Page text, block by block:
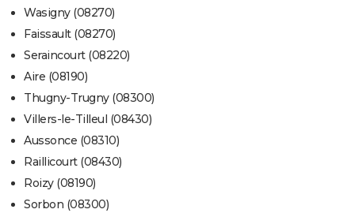
Wasigny (08270)
Faissault (08270)
Seraincourt (08220)
Aire (08190)
Thugny-Trugny (08300)
Villers-le-Tilleul (08430)
Aussonce (08310)
Raillicourt (08430)
Roizy (08190)
Sorbon (08300)